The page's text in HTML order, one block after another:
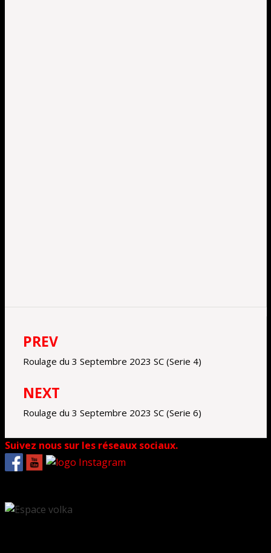
Navigation
de
l’article
PREV
Roulage du 3 Septembre 2023 SC (Serie 4)
NEXT
Roulage du 3 Septembre 2023 SC (Serie 6)
Suivez nous sur les réseaux sociaux.